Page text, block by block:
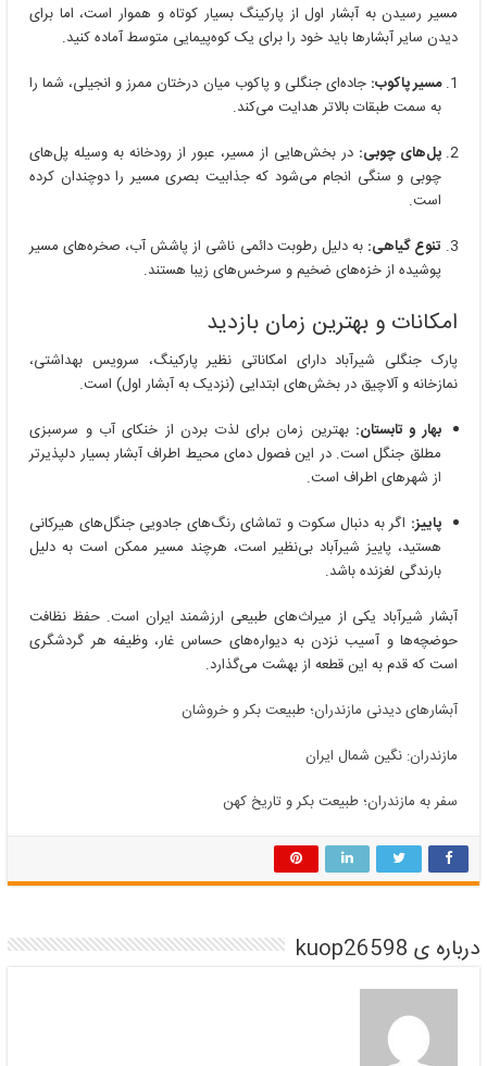
مسیر رسیدن به آبشار اول از پارکینگ بسیار کوتاه و هموار است، اما برای
دیدن سایر آبشارها باید خود را برای یک کوه‌پیمایی متوسط آماده کنید.
مسیر پاکوب: جاده‌ای جنگلی و پاکوب میان درختان ممرز و انجیلی، شما را
به سمت طبقات بالاتر هدایت می‌کند.
پل‌های چوبی: در بخش‌هایی از مسیر، عبور از رودخانه به وسیله پل‌های
چوبی و سنگی انجام می‌شود که جذابیت بصری مسیر را دوچندان کرده
است.
تنوع گیاهی: به دلیل رطوبت دائمی ناشی از پاشش آب، صخره‌های مسیر
پوشیده از خزه‌های ضخیم و سرخس‌های زیبا هستند.
امکانات و بهترین زمان بازدید
پارک جنگلی شیرآباد دارای امکاناتی نظیر پارکینگ، سرویس بهداشتی،
نمازخانه و آلاچیق در بخش‌های ابتدایی (نزدیک به آبشار اول) است.
بهار و تابستان: بهترین زمان برای لذت بردن از خنکای آب و سرسبزی
مطلق جنگل است. در این فصول دمای محیط اطراف آبشار بسیار دلپذیرتر
از شهرهای اطراف است.
پاییز: اگر به دنبال سکوت و تماشای رنگ‌های جادویی جنگل‌های هیرکانی
هستید، پاییز شیرآباد بی‌نظیر است، هرچند مسیر ممکن است به دلیل
بارندگی لغزنده باشد.
آبشار شیرآباد یکی از میراث‌های طبیعی ارزشمند ایران است. حفظ نظافت
حوضچه‌ها و آسیب نزدن به دیواره‌های حساس غار، وظیفه هر گردشگری
است که قدم به این قطعه از بهشت می‌گذارد.
آبشارهای دیدنی مازندران؛ طبیعت بکر و خروشان
مازندران: نگین شمال ایران
سفر به مازندران؛ طبیعت بکر و تاریخ کهن
درباره ی kuop26598